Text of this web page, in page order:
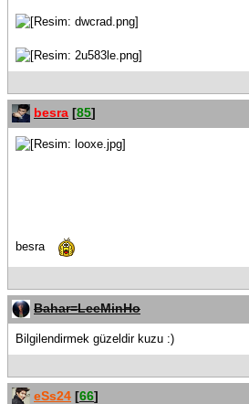
besra [85]
besra
Bahar=LeeMinHo
Bilgilendirmek güzeldir kuzu :)
eSs24 [66]